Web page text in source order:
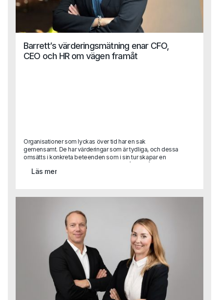
Barrett’s värderingsmätning enar CFO,
CEO och HR om vägen framåt
Organisationer som lyckas över tid har en sak
gemensamt. De har värderingar som är tydliga, och dessa
omsätts i konkreta beteenden som i sin tur skapar en
abstrakt. Men det är svårt att förklara vad god kultur är.
Läs mer